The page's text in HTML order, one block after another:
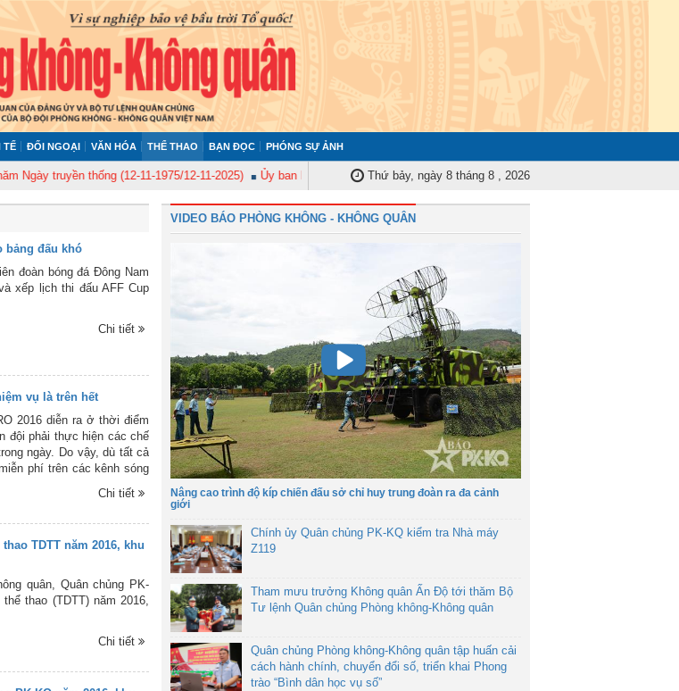
TẾ ĐỐI NGOẠI VĂN HÓA THỂ THAO BẠN ĐỌC PHÓNG SỰ ẢNH
truyền thống (12-11-1975/12-11-2025) Ủy ban Kiểm tra Quân ủy Trung ương tập huấn nghiệp vụ công tác kiểm tra, giám sát
Thứ bảy, ngày 8 tháng 8 , 2026
bảng đấu khó
đoàn bóng đá Đông Nam
xếp lịch thi đấu AFF Cup
Chi tiết
vụ là trên hết
2016 diễn ra ở thời điểm
đội phải thực hiện các chế
ngày. Do vậy, dù tất cả
phí trên các kênh sóng
thưởng thức giải đấu một
Chi tiết
TDTT năm 2016, khu
quân, Quân chủng PK-
thao (TDTT) năm 2016,
Chi tiết
VIDEO BÁO PHÒNG KHÔNG - KHÔNG QUÂN
Nâng cao trình độ kíp chiến đấu sở chỉ huy trung đoàn ra đa cảnh
giới
Chính ủy Quân chủng PK-KQ kiểm tra Nhà máy
Z119
Tham mưu trưởng Không quân Ấn Độ tới thăm Bộ
Tư lệnh Quân chủng Phòng không-Không quân
Quân chủng Phòng không-Không quân tập huấn cải
cách hành chính, chuyển đổi số, triển khai Phong
trào “Bình dân học vụ số”